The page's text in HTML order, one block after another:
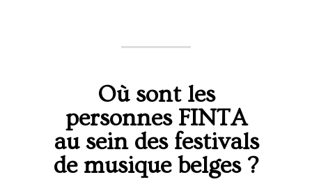
Où sont les
personnes FINTA
au sein des festivals
de musique belges ?